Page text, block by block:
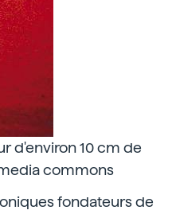
d'environ 10 cm de
commons
fondateurs de